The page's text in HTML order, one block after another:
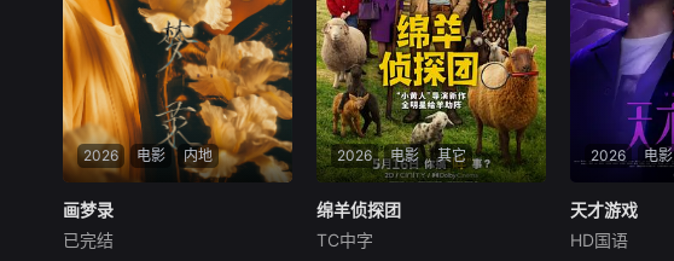
2026 电影 内地
画梦录
代露娃
画梦录
已完结
2026 电影 其它
绵羊侦探团
绵羊侦探团
TC中字
2026 电影
天才游戏
彭昱畅
天才游戏
HD国语